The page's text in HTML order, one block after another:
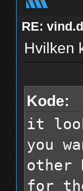
RE:
Hvilken
Kode:
it
you
other
for